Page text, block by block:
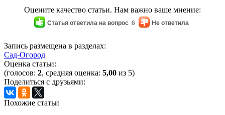
Оцените качество статьи. Нам важно ваше мнение:
Статья ответила на вопрос 6 Не ответила
Запись размещена в разделах:
Сад-Огород
Оценка статьи:
(голосов: 2, средняя оценка: 5,00 из 5)
Поделиться с друзьями:
Похожие статьи